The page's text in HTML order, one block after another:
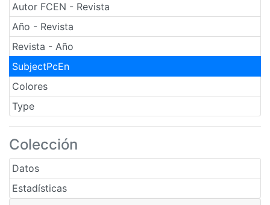
Autor FCEN - Revista
Año - Revista
Revista - Año
SubjectPcEn
Colores
Type
Colección
Datos
Estadísticas